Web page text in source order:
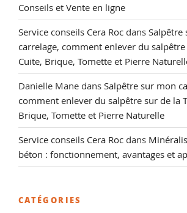
Conseils et Vente en ligne
Service conseils Cera Roc dans Salpêtre
carrelage, comment enlever du
Cuite, Brique, Tomette et Pierre
Danielle Mane dans Salpêtre sur mon
comment enlever du salpêtre sur de la
Brique, Tomette et Pierre Naturelle
Service conseils Cera Roc dans
béton : fonctionnement, avantages et
CATÉGORIES